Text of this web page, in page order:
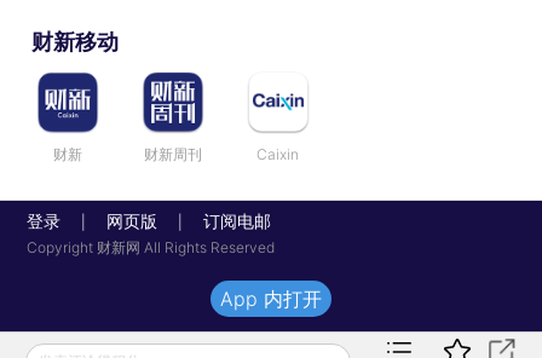
财新移动
财新 财新周刊 Caixin
登录 网页版 订阅电邮
Copyright 财新网 All Rights Reserved
App 内打开